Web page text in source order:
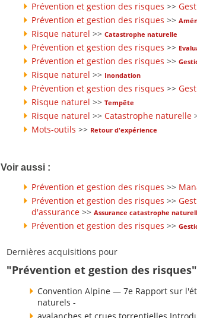
Prévention et gestion des risques >>
Prévention et gestion des risques >>
Risque naturel >> Catastrophe naturelle
Prévention et gestion des risques >>
Prévention et gestion des risques >>
Risque naturel >> Inondation
Prévention et gestion des risques >>
Risque naturel >> Tempête
Risque naturel >> Catastrophe naturelle
Mots-outils >> Retour d'expérience
Voir aussi :
Prévention et gestion des risques >>
Prévention et gestion des risques >>
d'assurance >> Assurance catastrophe
Prévention et gestion des risques >>
Dernières acquisitions pour
"Prévention et gestion des
Convention Alpine — 7e Rapport sur
naturels -
avalanches et crues torrentielles